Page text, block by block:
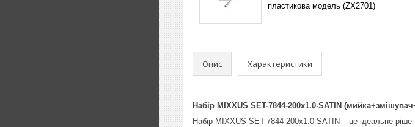
пластикова модель (ZX2701)
Опис Характеристики
Набір MIXXUS SET-7844-200x1.0-SATIN
Набір MIXXUS SET-7844-200x1.0-SATIN – це ідеальне